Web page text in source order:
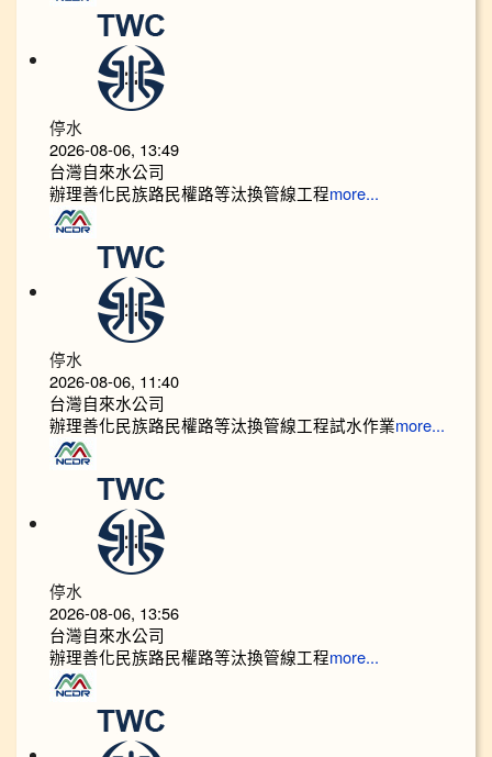
停水
2026-08-06, 13:49
台灣自來水公司
辦理善化民族路民權路等汰換管線工程more...
停水
2026-08-06, 11:40
台灣自來水公司
辦理善化民族路民權路等汰換管線工程試水作業more...
停水
2026-08-06, 13:56
台灣自來水公司
辦理善化民族路民權路等汰換管線工程more...